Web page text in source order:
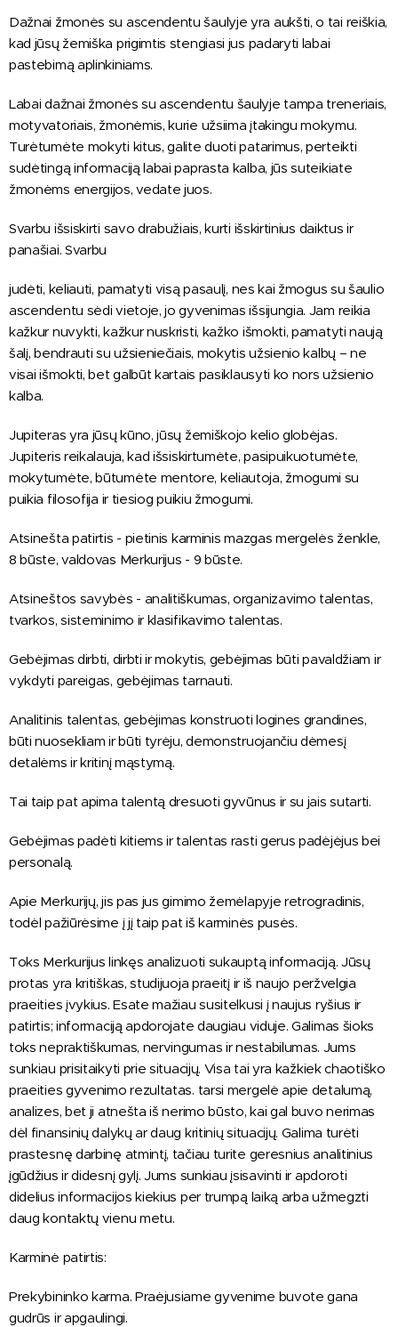
Dažnai žmonės su ascendentu šaulyje yra aukšti, o tai reiškia,
kad jūsų žemiška prigimtis stengiasi jus padaryti labai
pastebimą aplinkiniams.
Labai dažnai žmonės su ascendentu šaulyje tampa treneriais,
motyvatoriais, žmonėmis, kurie užsiima įtakingu mokymu.
Turėtumėte mokyti kitus, galite duoti patarimus, perteikti
sudėtingą informaciją labai paprasta kalba, jūs suteikiate
žmonėms energijos, vedate juos.
Svarbu išsiskirti savo drabužiais, kurti išskirtinius daiktus ir
panašiai. Svarbu
judėti, keliauti, pamatyti visą pasaulį, nes kai žmogus su šaulio
ascendentu sėdi vietoje, jo gyvenimas išsijungia. Jam reikia
kažkur nuvykti, kažkur nuskristi, kažko išmokti, pamatyti naują
šalį, bendrauti su užsieniečiais, mokytis užsienio kalbų – ne
visai išmokti, bet galbūt kartais pasiklausyti ko nors užsienio
kalba.
Jupiteras yra jūsų kūno, jūsų žemiškojo kelio globėjas.
Jupiteris reikalauja, kad išsiskirtumėte, pasipuikuotumėte,
mokytumėte, būtumėte mentore, keliautoja, žmogumi su
puikia filosofija ir tiesiog puikiu žmogumi.
Atsinešta patirtis - pietinis karminis mazgas mergelės ženkle,
8 būste, valdovas Merkurijus - 9 būste.
Atsineštos savybės - analitiškumas, organizavimo talentas,
tvarkos, sisteminimo ir klasifikavimo talentas.
Gebėjimas dirbti, dirbti ir mokytis, gebėjimas būti pavaldžiam ir
vykdyti pareigas, gebėjimas tarnauti.
Analitinis talentas, gebėjimas konstruoti logines grandines,
būti nuosekliam ir būti tyrėju, demonstruojančiu dėmesį
detalėms ir kritinį mąstymą.
Tai taip pat apima talentą dresuoti gyvūnus ir su jais sutarti.
Gebėjimas padėti kitiems ir talentas rasti gerus padėjėjus bei
personalą.
Apie Merkurijų, jis pas jus gimimo žemėlapyje retrogradinis,
todėl pažiūrėsime į jį taip pat iš karminės pusės.
Toks Merkurijus linkęs analizuoti sukauptą informaciją. Jūsų
protas yra kritiškas, studijuoja praeitį ir iš naujo peržvelgia
praeities įvykius. Esate mažiau susitelkusi į naujus ryšius ir
patirtis; informaciją apdorojate daugiau viduje. Galimas šioks
toks nepraktiškumas, nervingumas ir nestabilumas. Jums
sunkiau prisitaikyti prie situacijų. Visa tai yra kažkiek chaotiško
praeities gyvenimo rezultatas. tarsi mergelė apie detalumą,
analizes, bet ji atnešta iš nerimo būsto, kai gal buvo nerimas
dėl finansinių dalykų ar daug kritinių situacijų. Galima turėti
prastesnę darbinę atmintį, tačiau turite geresnius analitinius
įgūdžius ir didesnį gylį. Jums sunkiau įsisavinti ir apdoroti
didelius informacijos kiekius per trumpą laiką arba užmegzti
daug kontaktų vienu metu.
Karminė patirtis:
Prekybininko karma. Praėjusiame gyvenime buvote gana
gudrūs ir apgaulingi.